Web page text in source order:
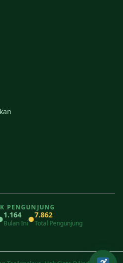
PENGUNJUNG
1.164
Bulan Ini●7.862
Total Pengunjung